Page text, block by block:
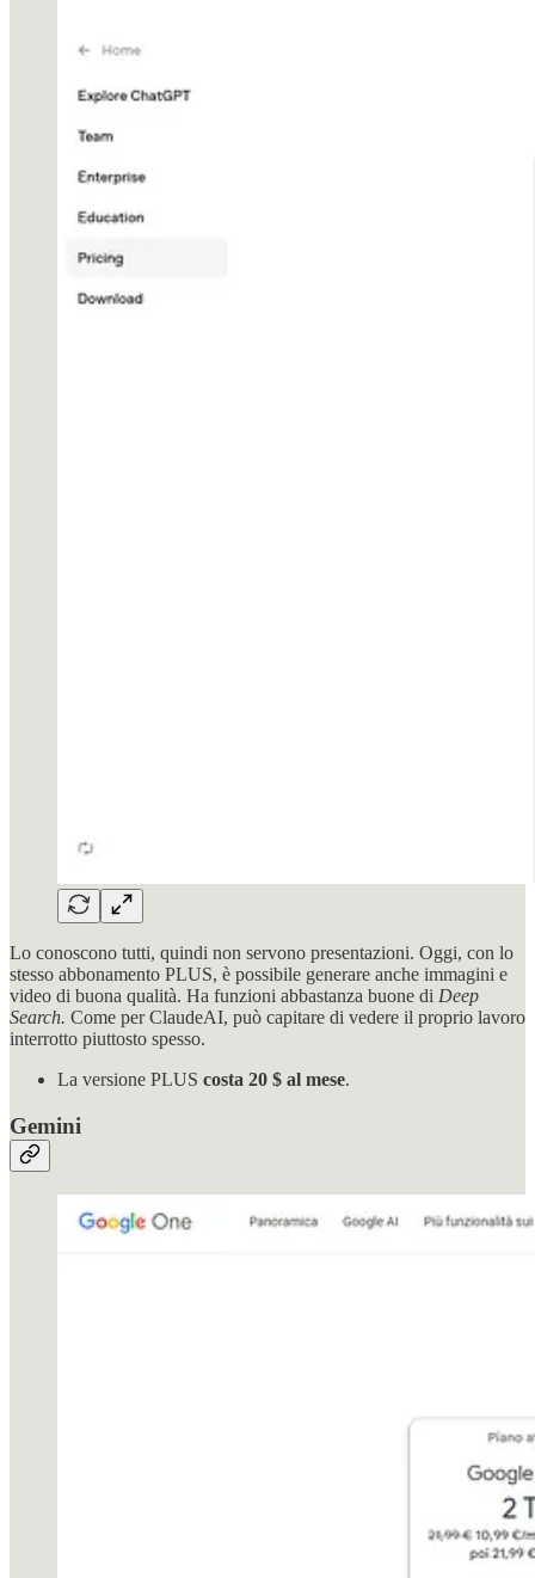
Lo conoscono tutti, quindi non servono presentazioni. Oggi, con lo
stesso abbonamento PLUS, è possibile generare anche immagini e
video di buona qualità. Ha funzioni abbastanza buone di Deep
Search. Come per ClaudeAI, può capitare di vedere il proprio lavoro
interrotto piuttosto spesso.
La versione PLUS costa 20 $ al mese.
Gemini